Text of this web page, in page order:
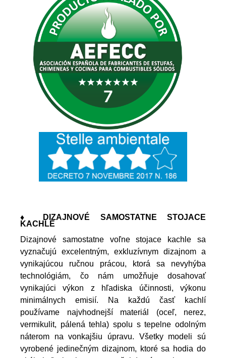
♦ DIZAJNOVÉ SAMOSTATNE STOJACE
KACHLE
Dizajnové samostatne voľne stojace kachle sa
vyznačujú excelentným, exkluzívnym dizajnom a
vynikajúcou ručnou prácou, ktorá sa nevyhýba
technológiám, čo nám umožňuje dosahovať
vynikajúci výkon z hľadiska účinnosti, výkonu
minimálnych emisií. Na každú časť kachlí
používame najvhodnejší materiál (oceľ, nerez,
vermikulit, pálená tehla) spolu s tepelne odolným
náterom na vonkajšiu úpravu. Všetky modeli sú
vyrobené jedinečným dizajnom, ktoré sa hodia do